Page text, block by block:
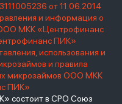
от 11.06.2014
и информация о
ООО МКК «Центрофинанс
ПИК»
использования и
и правила
микрозаймов ООО МКК
ПИК»
состоит в СРО Союз